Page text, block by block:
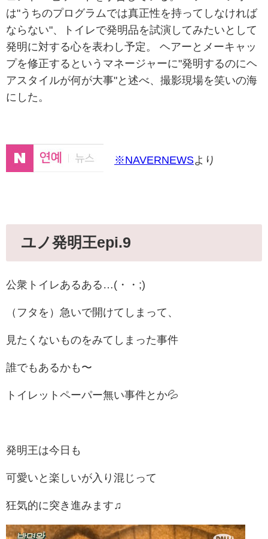
は"うちのプログラムでは真正性を持ってしなければ
ならない"、トイレで発明品を試演してみたいとして
発明に対する心を表わし予定。 ヘアーとメーキャッ
プを修正するというマネージャーに"発明するのにヘ
アスタイルが何が大事"と述べ、 撮影現場を笑いの海
にした。
※NAVERNEWS より
ユノ発明王epi.9
公衆トイレあるある…(・・;)
（フタを）急いで開けてしまって、
見たくないものをみてしまった事件
誰でもあるかも〜
トイレットペーパー無い事件とか💦
発明王は今日も
可愛いと楽しいが入り混じって
狂気的に突き進みます♫